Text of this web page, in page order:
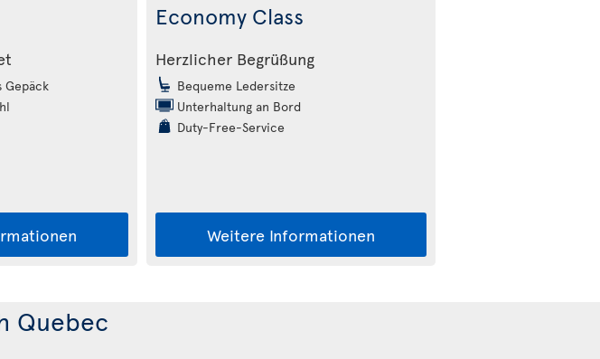
Gepäck
Economy Class
Herzlicher Begrüßung
Bequeme Ledersitze
Unterhaltung an Bord
Duty-Free-Service
Weitere Informationen
Quebec